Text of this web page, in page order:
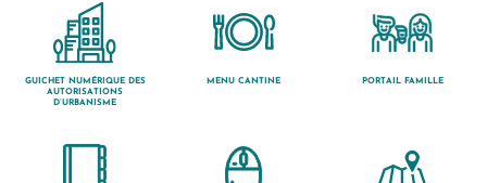
GUICHET NUMÉRIQUE DES
AUTORISATIONS
D’URBANISME
MENU CANTINE PORTAIL FAMILLE